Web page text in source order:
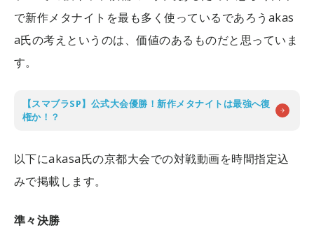
で新作メタナイトを最も多く使っているであろうakas
a氏の考えというのは、価値のあるものだと思っていま
す。
【スマブラSP】公式大会優勝！新作メタナイトは最強へ復
権か！？
以下にakasa氏の京都大会での対戦動画を時間指定込
みで掲載します。
準々決勝